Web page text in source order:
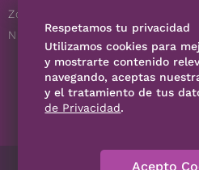
Zoociales
Nuevos Queretanos
Respetamos tu privacidad
Utilizamos cookies para
y mostrarte contenido
navegando, aceptas
y el tratamiento de tus
de Privacidad.
Acepto